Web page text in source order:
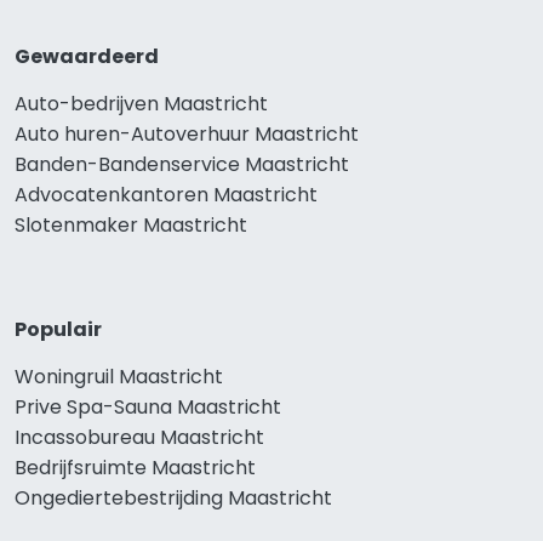
Gewaardeerd
Auto-bedrijven Maastricht
Auto huren-Autoverhuur Maastricht
Banden-Bandenservice Maastricht
Advocatenkantoren Maastricht
Slotenmaker Maastricht
Populair
Woningruil Maastricht
Prive Spa-Sauna Maastricht
Incassobureau Maastricht
Bedrijfsruimte Maastricht
Ongediertebestrijding Maastricht